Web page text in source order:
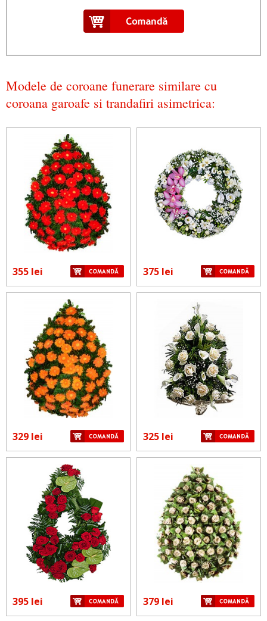
Modele de coroane funerare similare cu
coroana garoafe si trandafiri asimetrica:
355 lei 375 lei
329 lei 325 lei
395 lei 379 lei